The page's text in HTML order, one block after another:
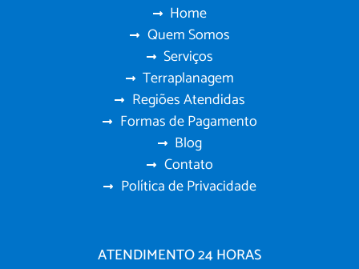
Home
Quem Somos
Serviços
Terraplanagem
Regiões Atendidas
Formas de Pagamento
Blog
Contato
Política de Privacidade
ATENDIMENTO 24 HORAS